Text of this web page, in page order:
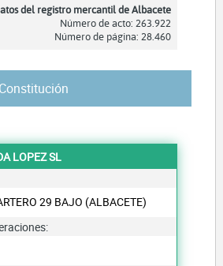
del registro mercantil de Albacete
Número de acto: 263.922
Número de página: 28.460
Constitución
LOPEZ SL
29 BAJO (ALBACETE)